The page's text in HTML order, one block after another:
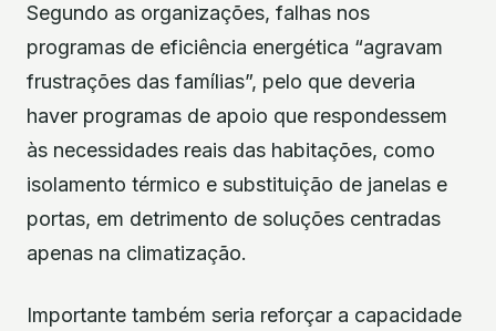
Segundo as organizações, falhas nos
programas de eficiência energética “agravam
frustrações das famílias”, pelo que deveria
haver programas de apoio que respondessem
às necessidades reais das habitações, como
isolamento térmico e substituição de janelas e
portas, em detrimento de soluções centradas
apenas na climatização.
Importante também seria reforçar a capacidade